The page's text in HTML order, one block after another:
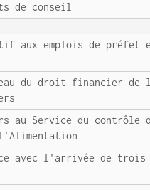
de conseil
aux emplois de préfet
bureau du droit financier
au Service du contrôle
avec l'arrivée de